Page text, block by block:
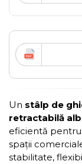
Un stâlp de
retractabilă
eficientă
spații
stabilitate,